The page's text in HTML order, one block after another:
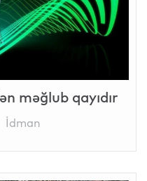
məğlub qayıdır
İdman